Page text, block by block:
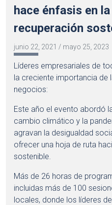
hace énfasis en
recuperación
junio 22, 2021 / mayo 25, 2023
Líderes empresariales de
la creciente importancia de
negocios:
Este año el evento abordó
cambio climático y la
agravan la desigualdad
ofrecer una hoja de ruta
sostenible.
Más de 26 horas de
incluidas más de 100
locales, donde los líderes